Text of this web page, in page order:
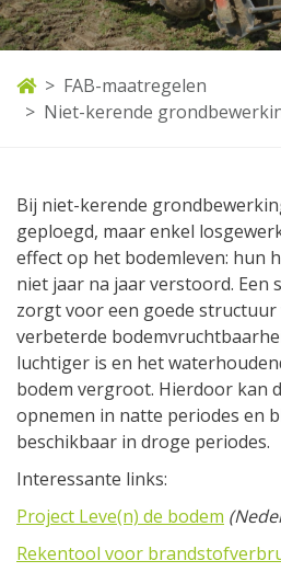
FAB-maatregelen
Niet-kerende
Bij niet-kerende
geploegd, maar enkel
effect op het bodemleven: hun
niet jaar na jaar verstoord. Een
zorgt voor een goede structuur
verbeterde
luchtiger is en het
bodem vergroot. Hierdoor kan
opnemen in natte periodes en
beschikbaar in droge periodes.
Interessante links:
Project Leve(n) de bodem
Rekentool voor